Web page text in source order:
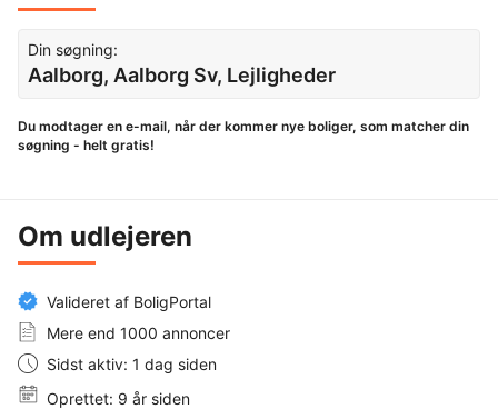
Din søgning:
Aalborg, Aalborg Sv, Lejligheder
Du modtager en e-mail, når der kommer nye boliger, som matcher din
søgning - helt gratis!
Om udlejeren
Valideret af BoligPortal
Mere end 1000 annoncer
Sidst aktiv: 1 dag siden
Oprettet: 9 år siden